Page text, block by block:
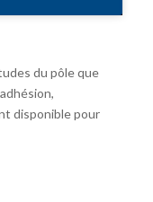
du pôle que
disponible pour